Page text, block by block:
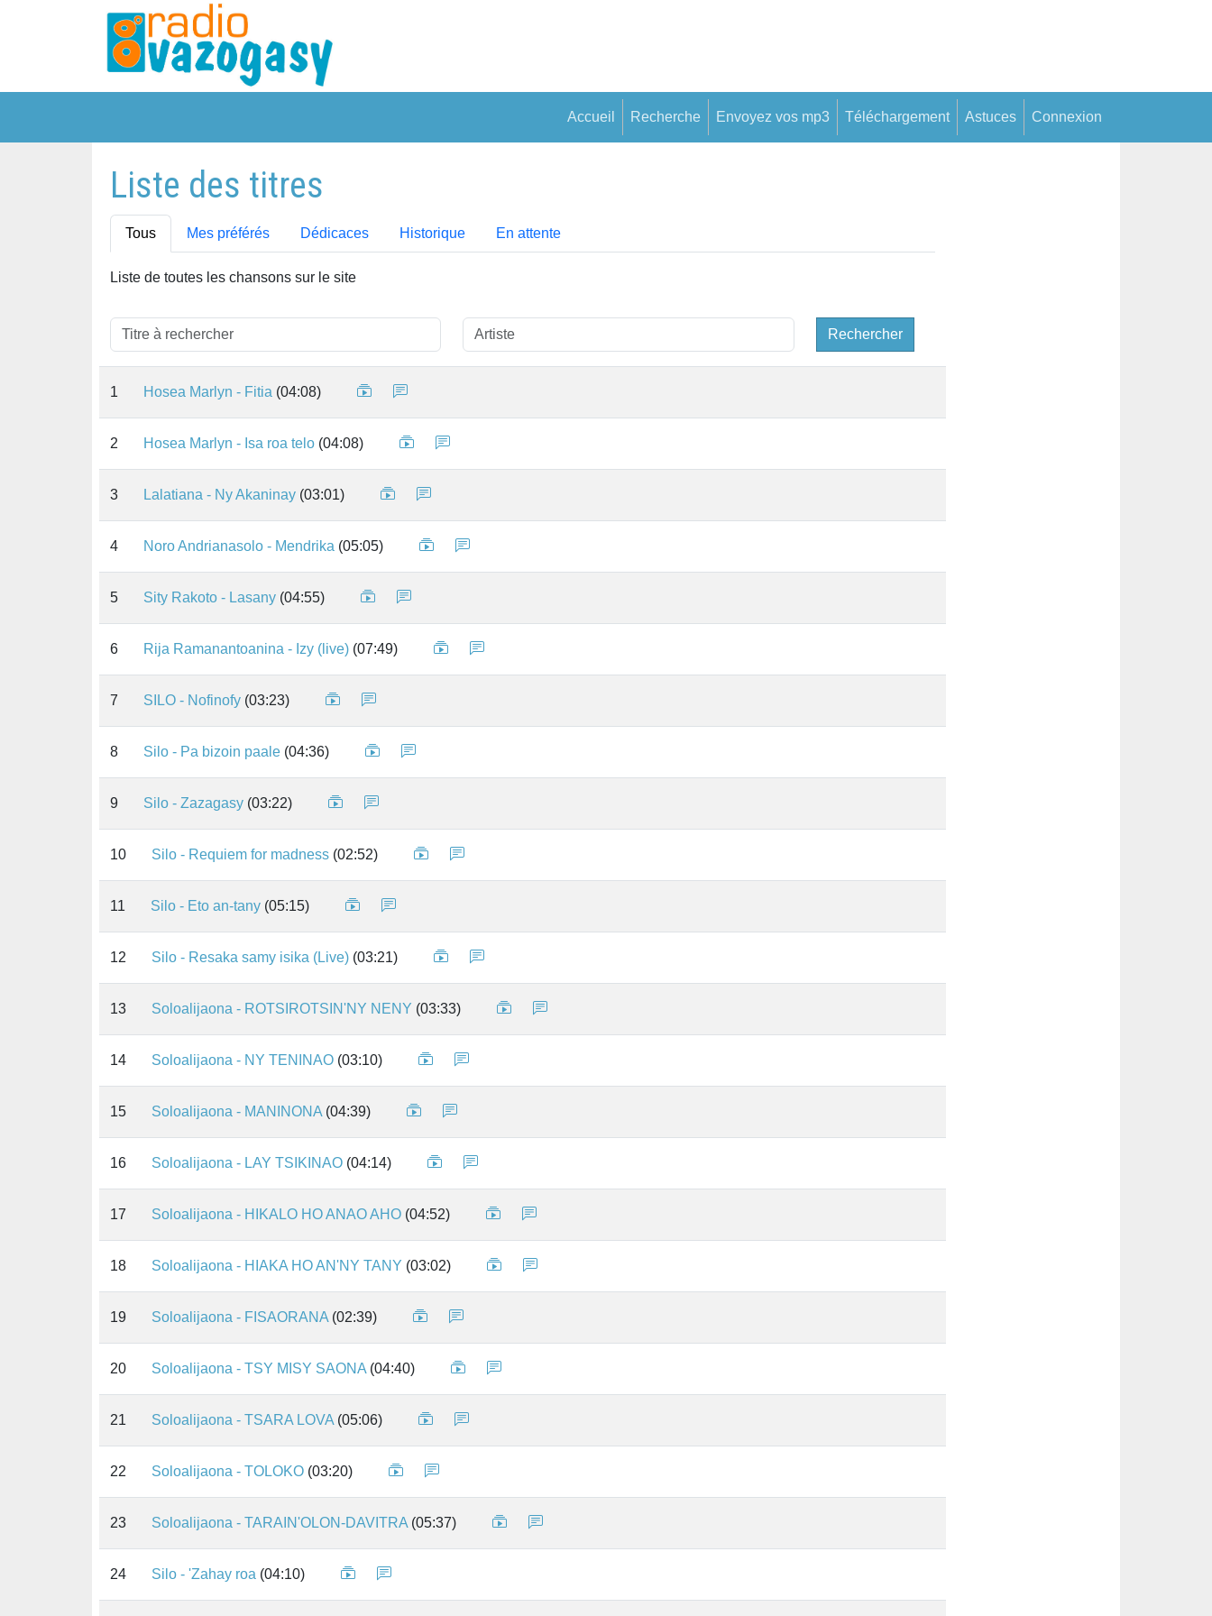
Accueil Recherche Envoyez vos mp3 Téléchargement Astuces Connexion
Liste des titres
Tous Mes préférés Dédicaces Historique En attente
Liste de toutes les chansons sur le site
Rechercher
1 Hosea Marlyn - Fitia (04:08)
2 Hosea Marlyn - Isa roa telo (04:08)
3 Lalatiana - Ny Akaninay (03:01)
4 Noro Andrianasolo - Mendrika (05:05)
5 Sity Rakoto - Lasany (04:55)
6 Rija Ramanantoanina - Izy (live) (07:49)
7 SILO - Nofinofy (03:23)
8 Silo - Pa bizoin paale (04:36)
9 Silo - Zazagasy (03:22)
10 Silo - Requiem for madness (02:52)
11 Silo - Eto an-tany (05:15)
12 Silo - Resaka samy isika (Live) (03:21)
13 Soloalijaona - ROTSIROTSIN'NY NENY (03:33)
14 Soloalijaona - NY TENINAO (03:10)
15 Soloalijaona - MANINONA (04:39)
16 Soloalijaona - LAY TSIKINAO (04:14)
17 Soloalijaona - HIKALO HO ANAO AHO (04:52)
18 Soloalijaona - HIAKA HO AN'NY TANY (03:02)
19 Soloalijaona - FISAORANA (02:39)
20 Soloalijaona - TSY MISY SAONA (04:40)
21 Soloalijaona - TSARA LOVA (05:06)
22 Soloalijaona - TOLOKO (03:20)
23 Soloalijaona - TARAIN'OLON-DAVITRA (05:37)
24 Silo - 'Zahay roa (04:10)